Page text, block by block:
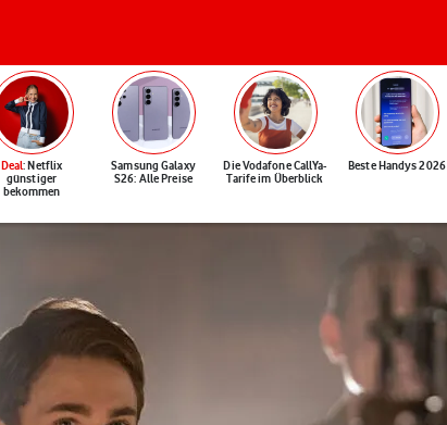
Deal: Netflix
günstiger
bekommen
Samsung Galaxy
S26: Alle Preise
Die Vodafone CallYa-
Tarife im Überblick
Beste Handys 2026